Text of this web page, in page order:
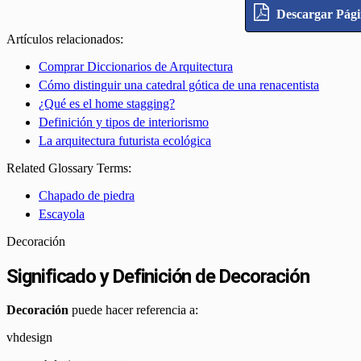
Descargar
Artículos relacionados:
Comprar Diccionarios de Arquitectura
Cómo distinguir una catedral gótica de una renacentista
¿Qué es el home stagging?
Definición y tipos de interiorismo
La arquitectura futurista ecológica
Related Glossary Terms:
Chapado de piedra
Escayola
Decoración
Significado y Definición de Decoración
Decoración puede hacer referencia a:
vhdesign